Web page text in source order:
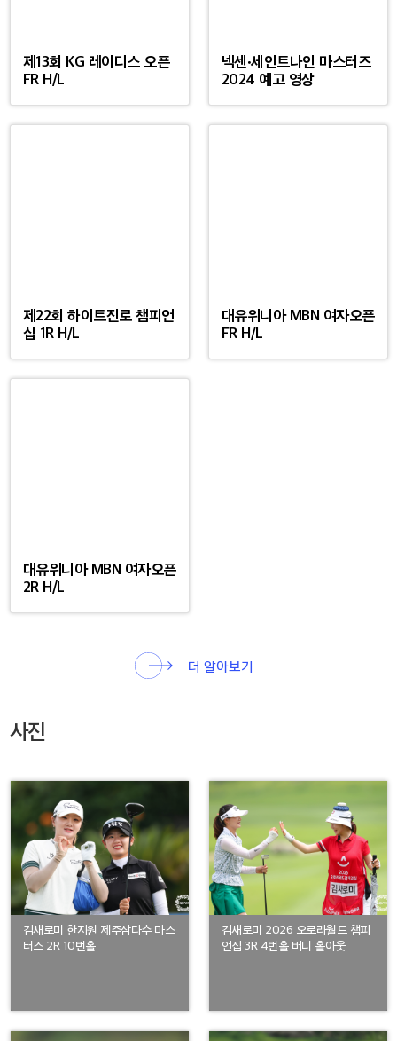
제13회 KG 레이디스 오픈
FR H/L
넥센·세인트나인 마스터즈
2024 예고 영상
제22회 하이트진로 챔피언
십 1R H/L
대유위니아 MBN 여자오픈
FR H/L
대유위니아 MBN 여자오픈
2R H/L
더 알아보기
사진
김새로미 한지원 제주삼다수 마스
터스 2R 10번홀
김새로미 2026 오로라월드 챔피
언십 3R 4번홀 버디 홀아웃